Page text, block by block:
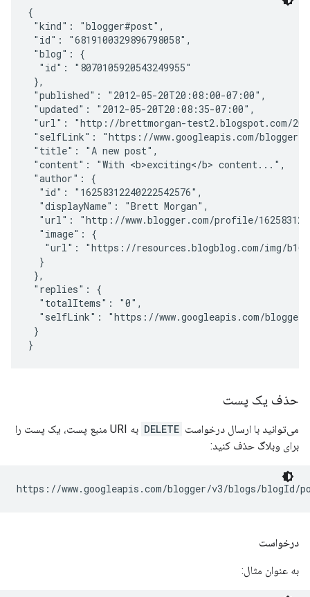
{
"kind": "blogger#post",
"id": "6819100329896798058",
"blog": {
  "id": "8070105920543249955"
},
"published": "2012-05-20T20:08:00-07:00",
"updated": "2012-05-20T20:08:35-07:00",
"url": "http://brettmorgan-test2.blogspot.com/
"selfLink": "https://www.googleapis.com/blogger/v3/
"title": "A new post",
"content": "With <b>exciting</b> content...",
"author": {
  "id": "16258312240222542576",
  "displayName": "Brett Morgan",
"url": "http://www.blogger.com/profile/
  "image": {
"url": "https://resources.blogblog.com/img/
  }
},
"replies": {
  "totalItems": "0",
"selfLink": "https://www.googleapis.com/
}
حذف یک پست
می‌توانید با ارسال درخواست DELETE
به URI منبع پست، یک پست را
برای وبلاگ حذف کنید:
https://www.googleapis.com/blogger/v3/blogs/blogId/
درخواست
به عنوان مثال: